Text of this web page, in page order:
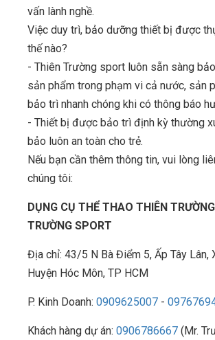
vấn lành nghề.
Việc duy trì, bảo dưỡng thiết bị được
thế nào?
- Thiên Trường sport luôn sẵn sàng
sản phẩm trong phạm vi cả nước, sản
bảo trì nhanh chóng khi có thông báo
- Thiết bị được bảo trì định kỳ thường
bảo luôn an toàn cho trẻ.
Nếu bạn cần thêm thông tin, vui lòng
chúng tôi:
DỤNG CỤ THỂ THAO THIÊN
TRƯỜNG SPORT
Địa chỉ: 43/5 N Bà Điểm 5, Ấp Tây Lân,
Huyện Hóc Môn, TP HCM
P. Kinh Doanh: 0909625007 -
Khách hàng dự án: 0906786667 (Mr.